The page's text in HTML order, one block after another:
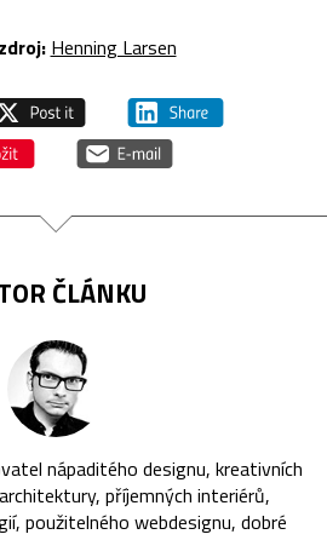
droj: Henning Larsen
ČLÁNKU
nápaditého designu, kreativních
příjemných interiérů,
použitelného webdesignu, dobré